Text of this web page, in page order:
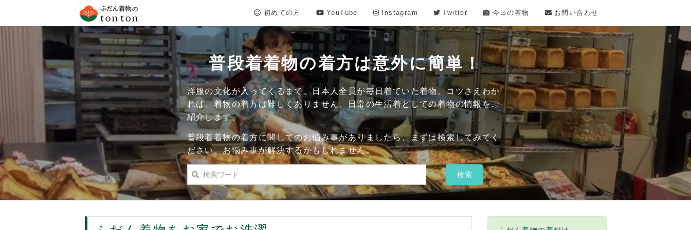
初めての方 YouTube Instagram Twitter 今日の着物 お問い合わせ
普段着着物の着方は意外に簡単！
洋服の文化が入ってくるまで、日本人全員が毎日着ていた着物。コツさえわか
れば、着物の着方は難しくありません。日常の生活着としての着物の情報をご
紹介します。
普段着着物の着方に関してのお悩み事がありましたら、まずは検索してみてく
ださい。お悩み事が解決するかもしれません。